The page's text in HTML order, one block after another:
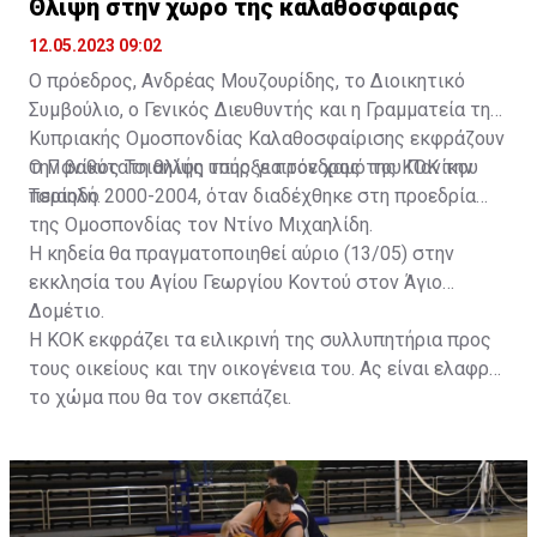
Θλίψη στην χώρο της καλαθόσφαιρας
12.05.2023 09:02
Ο πρόεδρος, Ανδρέας Μουζουρίδης, το Διοικητικό
Συμβούλιο, ο Γενικός Διευθυντής και η Γραμματεία της
Κυπριακής Ομοσπονδίας Καλαθοσφαίρισης εκφράζουν
την βαθύτατη θλίψη τους για τον χαμό του Πανίκου
Τσιαηλή.
Ο Πανίκος Τσιαηλής υπήρξε πρόεδρος της ΚΟΚ την
περίοδο 2000-2004, όταν διαδέχθηκε στη προεδρία
της Ομοσπονδίας τον Ντίνο Μιχαηλίδη.
Η κηδεία θα πραγματοποιηθεί αύριο (13/05) στην
εκκλησία του Αγίου Γεωργίου Κοντού στον Άγιο
Δομέτιο.
Η ΚΟΚ εκφράζει τα ειλικρινή της συλλυπητήρια προς
τους οικείους και την οικογένεια του. Ας είναι ελαφρύ
το χώμα που θα τον σκεπάζει.